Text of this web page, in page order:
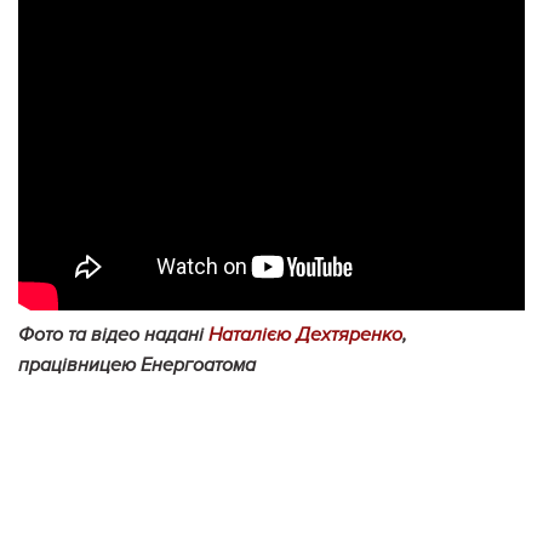
Фото та відео наданіНаталією Дехтяренко,
працівницею Енергоатома